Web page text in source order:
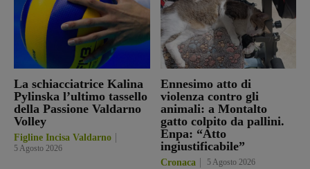
La schiacciatrice Kalina
Pylinska l’ultimo tassello
della Passione Valdarno
Volley
Figline Incisa Valdarno
5 Agosto 2026
Ennesimo atto di
violenza contro gli
animali: a Montalto
gatto colpito da pallini.
Enpa: “Atto
ingiustificabile”
Cronaca 5 Agosto 2026